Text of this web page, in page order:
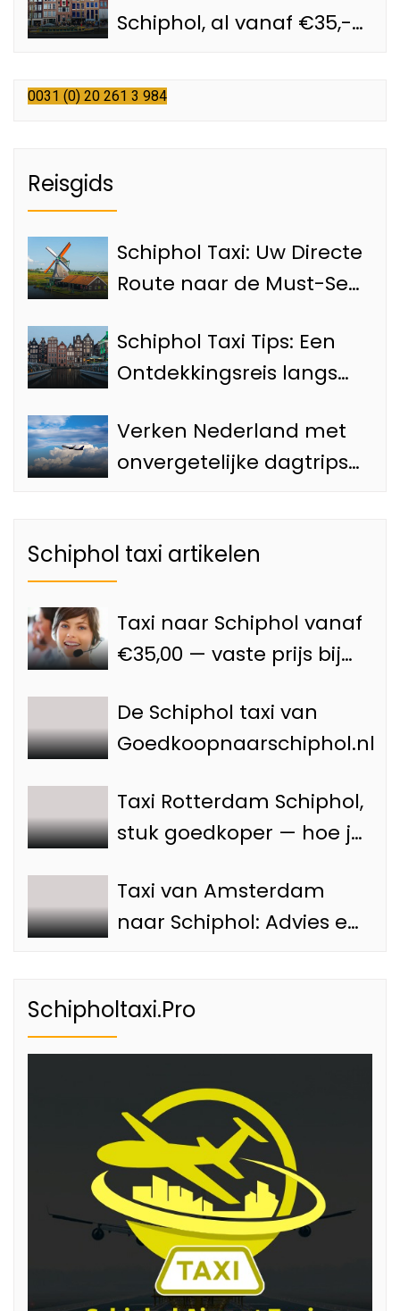
Schiphol, al vanaf €35,-
Schiphol taxi
0031 (0) 20 261 3 984
Reisgids
Schiphol Taxi: Uw Directe
Route naar de Must-See
van Amsterdam
Schiphol Taxi Tips: Een
Ontdekkingsreis langs
Amsterdam
Verken Nederland met
onvergetelijke dagtrips
Schiphol taxi artikelen
Taxi naar Schiphol vanaf
€35,00 — vaste prijs bij
De Schiphol taxi van
Goedkoopnaarschiphol.nl
Taxi Rotterdam Schiphol,
stuk goedkoper — hoe je
betaalt
Taxi van Amsterdam
naar Schiphol: Advies en
Schipholtaxi.Pro